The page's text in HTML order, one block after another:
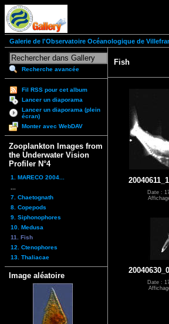
Galerie de l'Observatoire Océanologique de
Recherche avancée
Fil RSS pour cet album
Lancer un diaporama
Lancer un diaporama (plein
écran)
Monter avec WebDAV
Zooplankton Images from
the Underwater Vision
Profiler N°4
1. MARECO 2004...
7. Chaetognath
8. Copepods
9. Siphonophores
10. Medusa
11. Fish
12. Ctenophores
13. Thaliacae
Image aléatoire
Fish
Date :
Date :